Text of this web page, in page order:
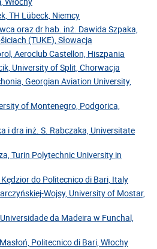
TH Lübeck, Niemcy
oraz dr hab. inż. Dawida Szpaka,
(TUKE), Słowacja
Aeroclub Castellon, Hiszpania
University of Split, Chorwacja
Georgian Aviation University,
of Montenegro, Podgorica,
i dra inż. S. Rabczaka, Universitate
Turin Polytechnic University in
do Politecnico di Bari, Italy
Wojsy, University of Mostar,
da Madeira w Funchal,
Politecnico di Bari, Włochy